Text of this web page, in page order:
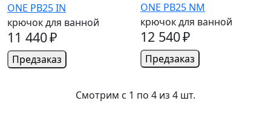
ONE PB25 IN
крючок для ванной
11 440 ₽
Предзаказ
ONE PB25 NM
крючок для ванной
12 540 ₽
Предзаказ
Смотрим c 1 по 4 из 4 шт.